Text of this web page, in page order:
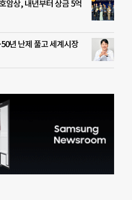
암상, 내년부터 상금 5억
년 난제 풀고 세계시장